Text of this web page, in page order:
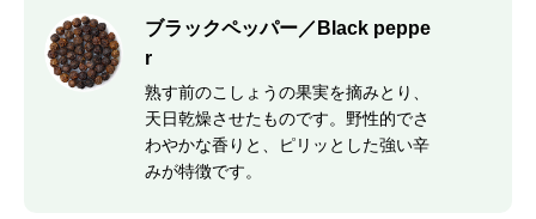
ブラックペッパー／Black peppe
r
熟す前のこしょうの果実を摘みとり、
天日乾燥させたものです。野性的でさ
わやかな香りと、ピリッとした強い辛
みが特徴です。